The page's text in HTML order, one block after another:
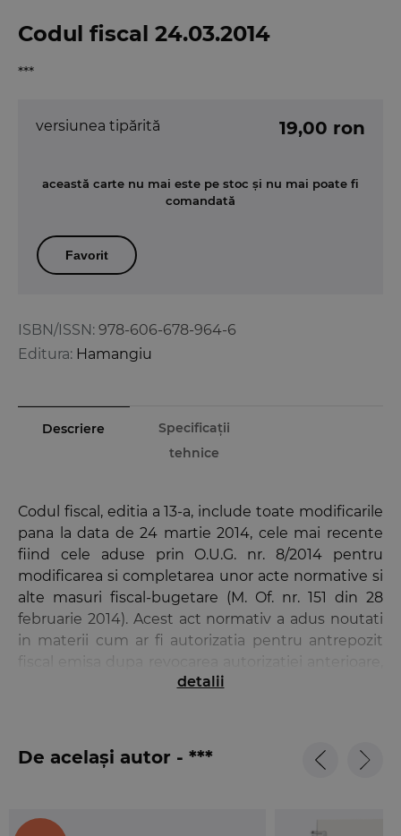
Codul fiscal 24.03.2014
***
ISBN/ISSN: 978-606-678-964-6
Editura: Hamangiu
versiunea tipărită 19,00 ron
această carte nu mai este pe stoc și nu mai poate fi
comandată
Favorit
Descriere
Specificații
tehnice
Codul fiscal, editia a 13-a, include toate modificarile
pana la data de 24 martie 2014, cele mai recente
fiind cele aduse prin O.U.G. nr. 8/2014 pentru
modificarea si completarea unor acte normative si
alte masuri fiscal-bugetare (M. Of. nr. 151 din 28
februarie 2014). Acest act normativ a adus noutati
in materii cum ar fi autorizatia pentru antrepozit
valorificarea produselor accizabile aflate in
si taxele aplicabile bijuteriilor si a clarificat
modalitatea de incadrare in plafonul neimpozabil
detalii
De același autor - ***